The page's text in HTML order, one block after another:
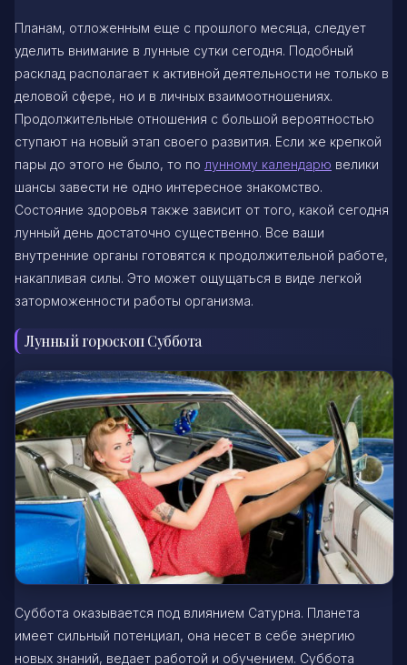
Планам, отложенным еще с прошлого месяца, следует
уделить внимание в лунные сутки сегодня. Подобный
расклад располагает к активной деятельности не только в
деловой сфере, но и в личных взаимоотношениях.
Продолжительные отношения с большой вероятностью
ступают на новый этап своего развития. Если же крепкой
пары до этого не было, то по лунному календарю велики
шансы завести не одно интересное знакомство.
Состояние здоровья также зависит от того, какой сегодня
лунный день достаточно существенно. Все ваши
внутренние органы готовятся к продолжительной работе,
накапливая силы. Это может ощущаться в виде легкой
заторможенности работы организма.
Лунный гороскоп Суббота
Суббота оказывается под влиянием Сатурна. Планета
имеет сильный потенциал, она несет в себе энергию
новых знаний, ведает работой и обучением. Суббота